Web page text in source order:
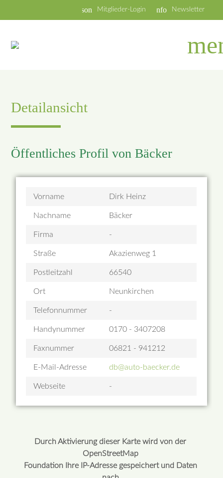
info Newsletter
person Mitglieder-Login
Detailansicht
Öffentliches Profil von Bäcker
Vorname Dirk Heinz
Nachname Bäcker
Firma -
Straße Akazienweg 1
Postleitzahl 66540
Ort Neunkirchen
Telefonnummer -
Handynummer 0170 - 3407208
Faxnummer 06821 - 941212
E-Mail-Adresse db@auto-baecker.de
Webseite -
Durch Aktivierung dieser Karte wird von der
OpenStreetMap
Foundation Ihre IP-Adresse gespeichert und Daten